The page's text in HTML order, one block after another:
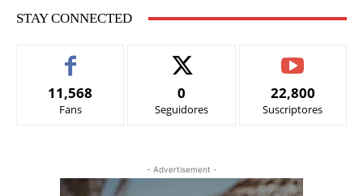
STAY CONNECTED
11,568
Fans
0
Seguidores
22,800
Suscriptores
- Advertisement -